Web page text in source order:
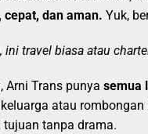
cepat, dan aman. Yuk,
ini travel biasa atau
Arni Trans punya semua
atau
tujuan tanpa drama.